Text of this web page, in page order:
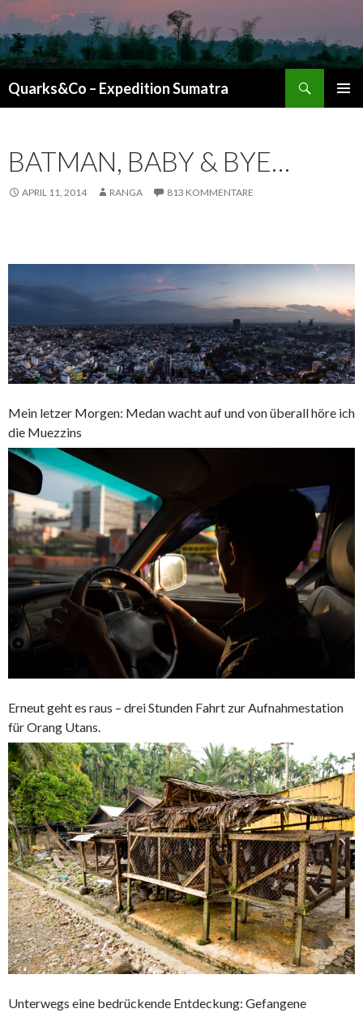
Quarks&Co – Expedition Sumatra
BATMAN, BABY & BYE…
APRIL 11, 2014 RANGA 813 KOMMENTARE
Mein letzer Morgen: Medan wacht auf und von überall höre ich
die Muezzins
Erneut geht es raus – drei Stunden Fahrt zur Aufnahmestation
für Orang Utans.
Unterwegs eine bedrückende Entdeckung: Gefangene